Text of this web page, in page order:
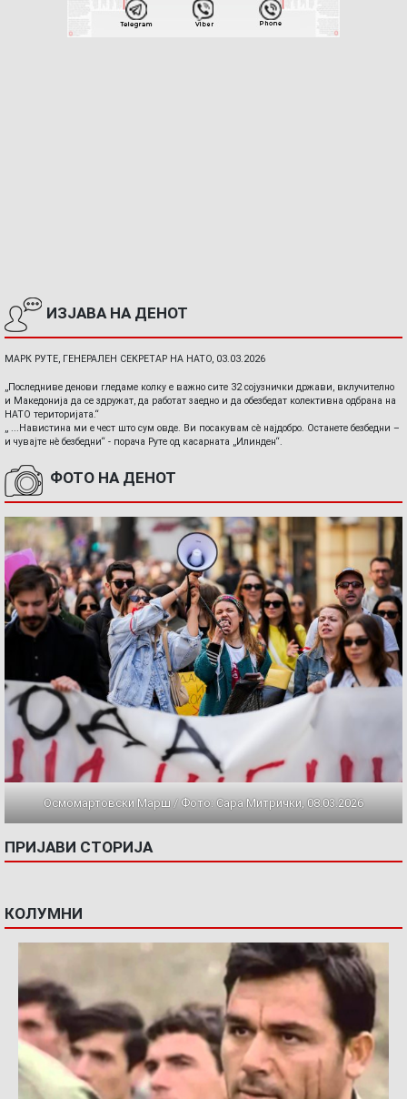
ИЗЈАВА НА ДЕНОТ
МАРК РУТЕ, ГЕНЕРАЛЕН СЕКРЕТАР НА НАТО, 03.03.2026
„Последниве денови гледаме колку е важно сите 32 сојузнички држави, вклучително
и Македонија да се здружат, да работат заедно и да обезбедат колективна одбрана на
НАТО територијата.“
„ ...Навистина ми е чест што сум овде. Ви посакувам сè најдобро. Останете безбедни –
и чувајте нè безбедни“ - порача Руте од касарната „Илинден“.
ФОТО НА ДЕНОТ
Осмомартовски Марш / Фото: Сара Митрички, 08.03.2026
ПРИЈАВИ СТОРИЈА
КОЛУМНИ